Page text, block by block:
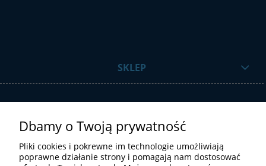
SKLEP
Dbamy o Twoją prywatność
Pliki cookies i pokrewne im technologie umożliwiają
poprawne działanie strony i pomagają nam dostosować